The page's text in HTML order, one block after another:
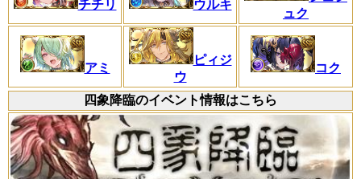
チチリ ウルキ
ュク
アミ
ピィジ
ウ
コク
四象降臨のイベント情報はこちら